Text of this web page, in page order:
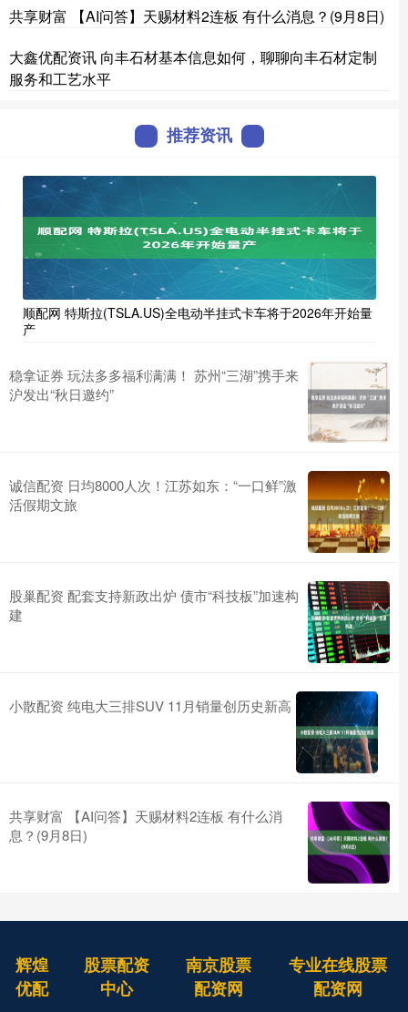
共享财富 【AI问答】天赐材料2连板 有什么消息？(9月8日)
大鑫优配资讯 向丰石材基本信息如何，聊聊向丰石材定制
服务和工艺水平
推荐资讯
顺配网 特斯拉(TSLA.US)全电动半挂式卡车将于2026年开始量
产
稳拿证券 玩法多多福利满满！ 苏州“三湖”携手来
沪发出“秋日邀约”
诚信配资 日均8000人次！江苏如东：“一口鲜”激
活假期文旅
股巢配资 配套支持新政出炉 债市“科技板”加速构
建
小散配资 纯电大三排SUV 11月销量创历史新高
共享财富 【AI问答】天赐材料2连板 有什么消
息？(9月8日)
辉煌
优配
股票配资
中心
南京股票
配资网
专业在线股票
配资网